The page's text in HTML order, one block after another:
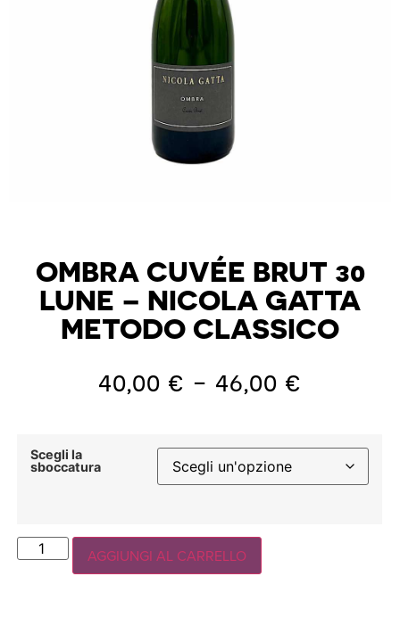
OMBRA CUVÉE BRUT 30
LUNE – NICOLA GATTA
METODO CLASSICO
40,00 € - 46,00 €
Scegli la
sboccatura
AGGIUNGI AL CARRELLO